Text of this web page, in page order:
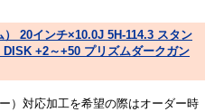
20インチ×10.0J 5H-114.3 スタン
+2～+50 プリズムダークガン
）対応加工を希望の際はオーダー時